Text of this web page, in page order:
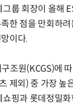
룹 회장이 올해
한 점을 만회하려
이다.
조원(KCGS)에
제외) 중 가장 높
쇼핑과 롯데정밀